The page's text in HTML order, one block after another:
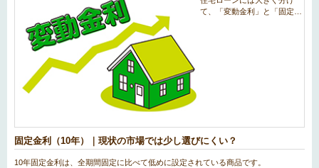
固定金利（10年）｜現状の市場では少し選びにくい？
10年固定金利は、全期間固定に比べて低めに設定されている商品です。